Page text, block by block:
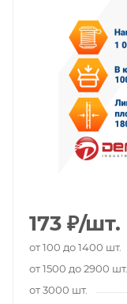
173 ₽/шт.
от 100 до 1400 шт.
от 1500 до 2900 шт.
от 3000 шт.